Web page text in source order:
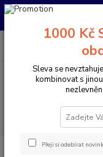
Pro nachystání kola /
PO-PÁ 10:00-17:00 | SO:
Jízdní kola
1000 Kč
Sleva se
kombinovat s
Přeji si odebírat